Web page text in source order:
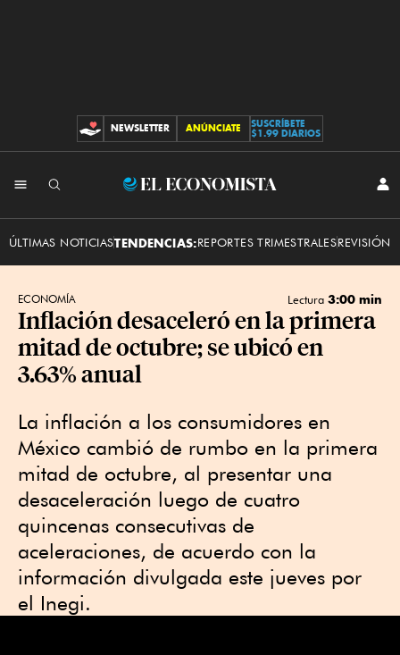
CONTRIBUCIONES
NEWSLETTER ANÚNCIATE
SUSCRÍBETE
$1.99 DIARIOS
El
ÚLTIMAS NOTICIASTENDENCIAS:REPORTES TRIMESTRALESREVISIÓN
ECONOMÍA Lectura 3:00 min
Inflación desaceleró en la primera
mitad de octubre; se ubicó en
3.63% anual
La inflación a los consumidores en
México cambió de rumbo en la primera
mitad de octubre, al presentar una
desaceleración luego de cuatro
quincenas consecutivas de
aceleraciones, de acuerdo con la
información divulgada este jueves por
el Inegi.